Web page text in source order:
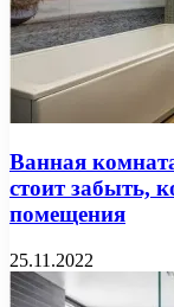
Ванная
стоит забыть,
помещения
25.11.2022